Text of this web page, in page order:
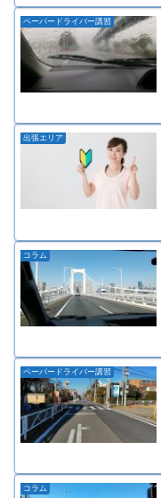
ペーパードライバー講習
出張エリア
コラム
ペーパードライバー講習
コラム